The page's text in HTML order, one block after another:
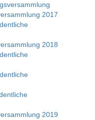
2017
2018
2019